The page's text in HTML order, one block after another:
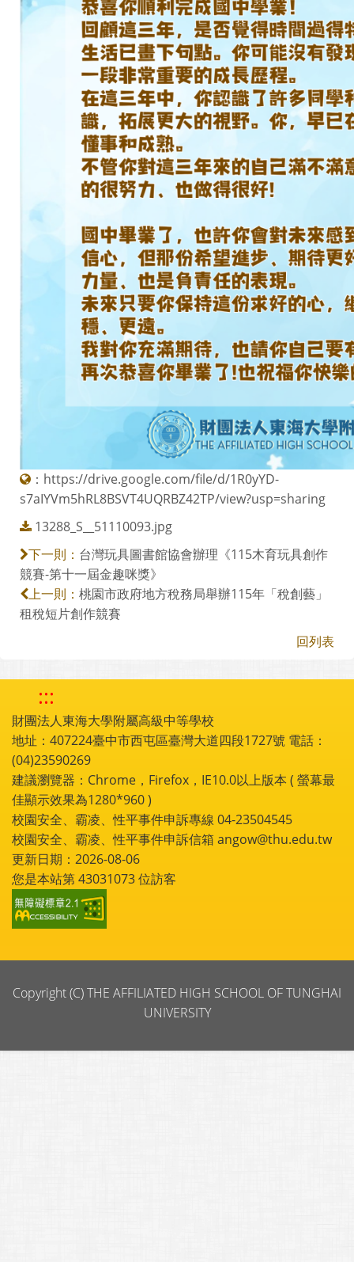
： https://drive.google.com/file/d/1R0yYD-
s7aIYVm5hRL8BSVT4UQRBZ42TP/view?usp=sharing
13288_S__51110093.jpg
下一則： 台灣玩具圖書館協會辦理《115木育玩具創作
競賽-第十一屆金趣咪獎》
上一則： 桃園市政府地方稅務局舉辦115年「稅創藝」
租稅短片創作競賽
回列表
:::
財團法人東海大學附屬高級中等學校
地址：407224臺中市西屯區臺灣大道四段1727號 電話：
(04)23590269
建議瀏覽器：Chrome，Firefox，IE10.0以上版本 ( 螢幕最
佳顯示效果為1280*960 )
校園安全、霸凌、性平事件申訴專線 04-23504545
校園安全、霸凌、性平事件申訴信箱 angow@thu.edu.tw
更新日期：2026-08-06
您是本站第43031073位訪客
Copyright (C) THE AFFILIATED HIGH SCHOOL OF TUNGHAI
UNIVERSITY